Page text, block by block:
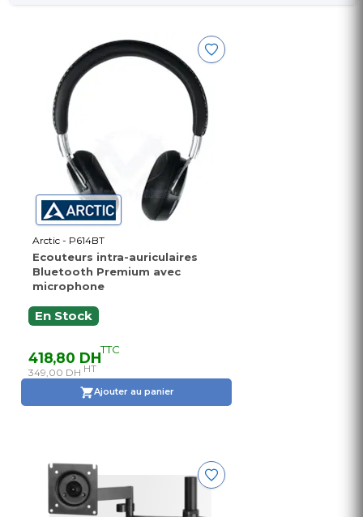
Arctic - P614BT
Ecouteurs intra-auriculaires
Bluetooth Premium avec
microphone
En Stock
418,80 DHTTC
349,00 DH HT
Ajouter au panier